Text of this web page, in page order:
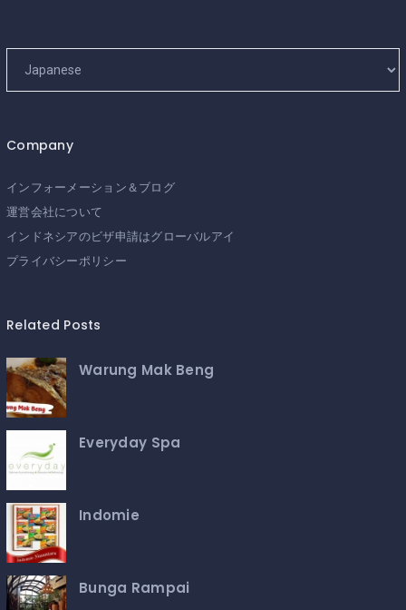
Company
インフォーメーション＆ブログ
運営会社について
インドネシアのビザ申請はグローバルアイ
プライバシーポリシー
Related Posts
Warung Mak Beng
Everyday Spa
Indomie
Bunga Rampai